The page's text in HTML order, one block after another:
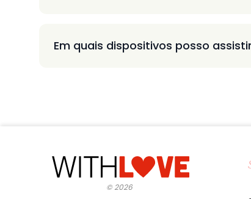
Em quais dispositivos posso
©2026